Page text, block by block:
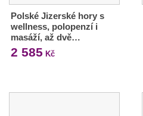
Polské Jizerské hory s
wellness, polopenzí i
masáží, až dvě…
2 585 Kč